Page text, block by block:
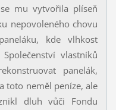
mu vytvořila plíseň
nepovoleného chovu
kde vlhkost
vlastníků
panelák,
toto neměl peníze, ale
dluh vůči Fondu